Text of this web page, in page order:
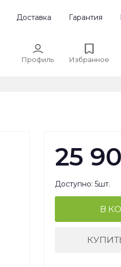
Доставка Гарантия
Профиль Избранное
25
Доступно: 5шт.
В